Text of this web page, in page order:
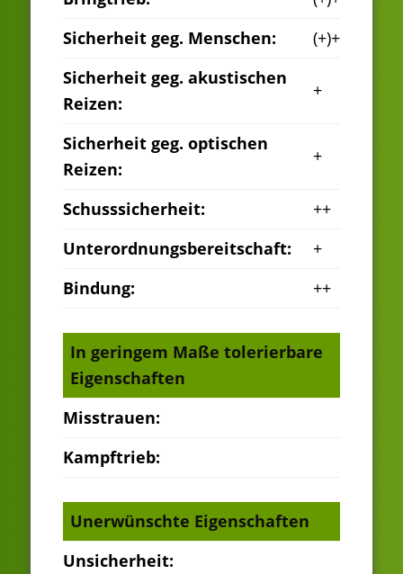
Sicherheit geg. Menschen:
(+)+
Sicherheit geg. akustischen
Reizen:
+
Sicherheit geg. optischen
Reizen:
+
Schusssicherheit:
++
Unterordnungsbereitschaft:
+
Bindung:
++
In geringem Maße tolerierbare
Eigenschaften
Misstrauen:
Kampftrieb:
Unerwünschte Eigenschaften
Unsicherheit: